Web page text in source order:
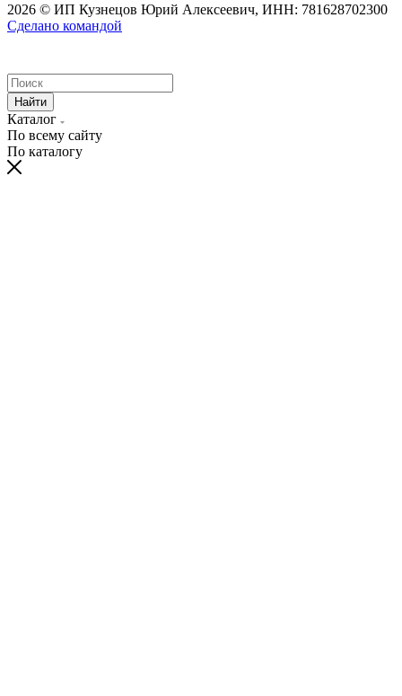
2026 © ИП Кузнецов Юрий Алексеевич, ИНН: 781628702300
Сделано командой
Найти
Каталог
По всему сайту
По каталогу